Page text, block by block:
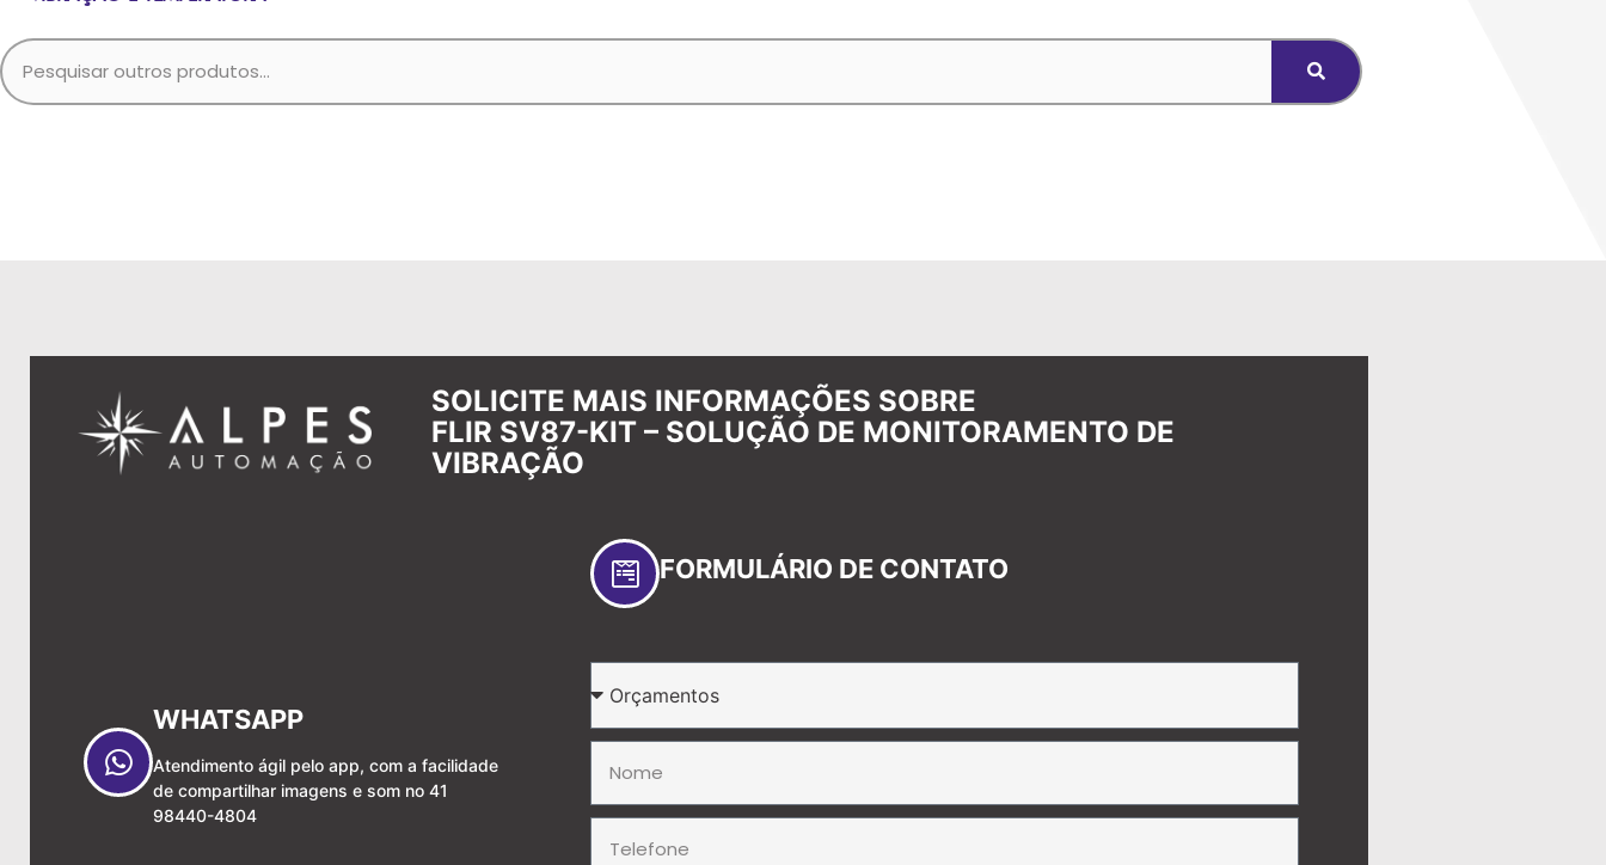
SOLICITE MAIS INFORMAÇÕES SOBRE
FLIR SV87-KIT – SOLUÇÃO DE MONITORAMENTO DE
VIBRAÇÃO
WHATSAPP
Atendimento ágil pelo app, com a facilidade
de compartilhar imagens e som no 41
98440-4804
FORMULÁRIO DE CONTATO